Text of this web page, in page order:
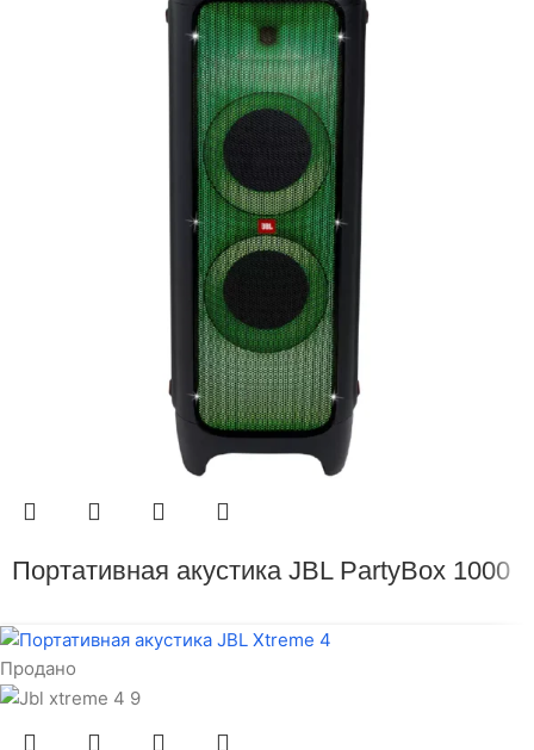
Портативная акустика JBL PartyBox 1000
Продано